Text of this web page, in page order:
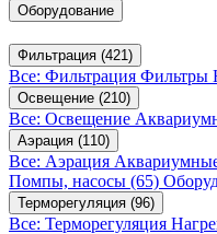
Оборудование
Фильтрация (421)
Все: Фильтрация Фильтры
Освещение (210)
Все: Освещение
Аэрация (110)
Все: Аэрация
Помпы, насосы (65)
Терморегуляция (96)
Все: Терморегуляция